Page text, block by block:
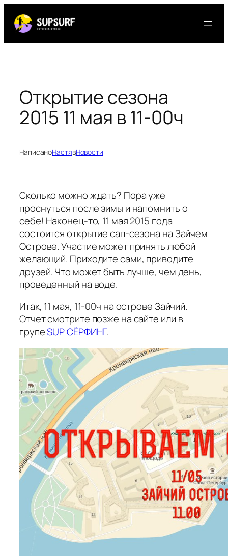
содержимому
Открытие сезона
2015 11 мая в 11-00ч
НаписаноНастявНовости
Сколько можно ждать? Пора уже
проснуться после зимы и напомнить о
себе! Наконец-то, 11 мая 2015 года
состоится открытие сап-сезона на Зайчем
Острове. Участие может принять любой
желающий. Приходите сами, приводите
друзей. Что может быть лучше, чем день,
проведенный на воде.
Итак, 11 мая, 11-00ч на острове Зайчий.
Отчет смотрите позже на сайте или в
групеSUP СЁРФИНГ.